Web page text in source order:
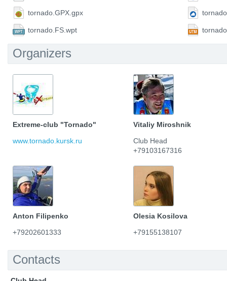
tornado.GPX.gpx
tornado.FS.wpt
Organizers
Extreme-club "Tornado"
www.tornado.kursk.ru
Vitaliy Miroshnik
Club Head
+79103167316
Anton Filipenko
+79202601333
Olesia Kosilova
+79155138107
Contacts